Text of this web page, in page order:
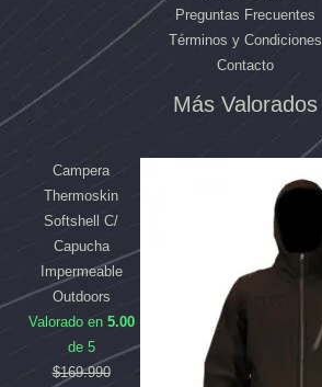
Preguntas Frecuentes
Términos y Condiciones
Contacto
Más Valorados
Campera
Thermoskin
Softshell C/
Capucha
Impermeable
Outdoors
Valorado en 5.00
de 5
$169.990
era:
$169.990.
es:
$158.090.
era:
$84.992.